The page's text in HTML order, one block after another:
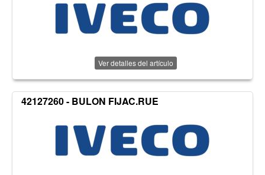
Ver detalles del artículo
42127260 - BULON FIJAC.RUE